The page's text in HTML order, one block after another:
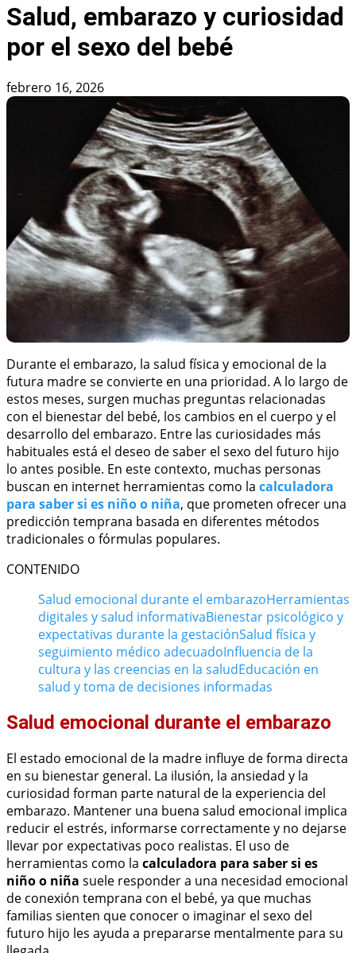
Salud, embarazo y curiosidad
por el sexo del bebé
febrero 16, 2026
Durante el embarazo, la salud física y emocional de la
futura madre se convierte en una prioridad. A lo largo de
estos meses, surgen muchas preguntas relacionadas
con el bienestar del bebé, los cambios en el cuerpo y el
desarrollo del embarazo. Entre las curiosidades más
habituales está el deseo de saber el sexo del futuro hijo
lo antes posible. En este contexto, muchas personas
buscan en internet herramientas como la calculadora
para saber si es niño o niña, que prometen ofrecer una
predicción temprana basada en diferentes métodos
tradicionales o fórmulas populares.
CONTENIDO
Salud emocional durante el embarazoHerramientas
digitales y salud informativaBienestar psicológico y
expectativas durante la gestaciónSalud física y
seguimiento médico adecuadoInfluencia de la
cultura y las creencias en la saludEducación en
salud y toma de decisiones informadas
Salud emocional durante el embarazo
El estado emocional de la madre influye de forma directa
en su bienestar general. La ilusión, la ansiedad y la
curiosidad forman parte natural de la experiencia del
embarazo. Mantener una buena salud emocional implica
reducir el estrés, informarse correctamente y no dejarse
llevar por expectativas poco realistas. El uso de
herramientas como la calculadora para saber si es
niño o niña suele responder a una necesidad emocional
de conexión temprana con el bebé, ya que muchas
familias sienten que conocer o imaginar el sexo del
futuro hijo les ayuda a prepararse mentalmente para su